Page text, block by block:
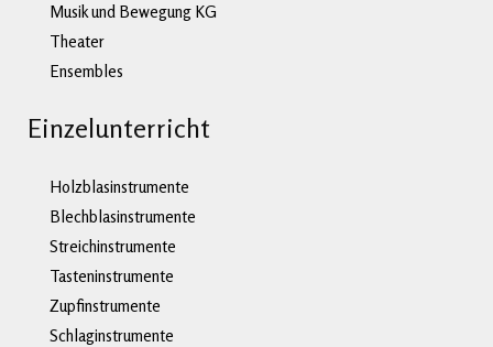
Musik und Bewegung KG
Theater
Ensembles
Einzelunterricht
Holzblasinstrumente
Blechblasinstrumente
Streichinstrumente
Tasteninstrumente
Zupfinstrumente
Schlaginstrumente